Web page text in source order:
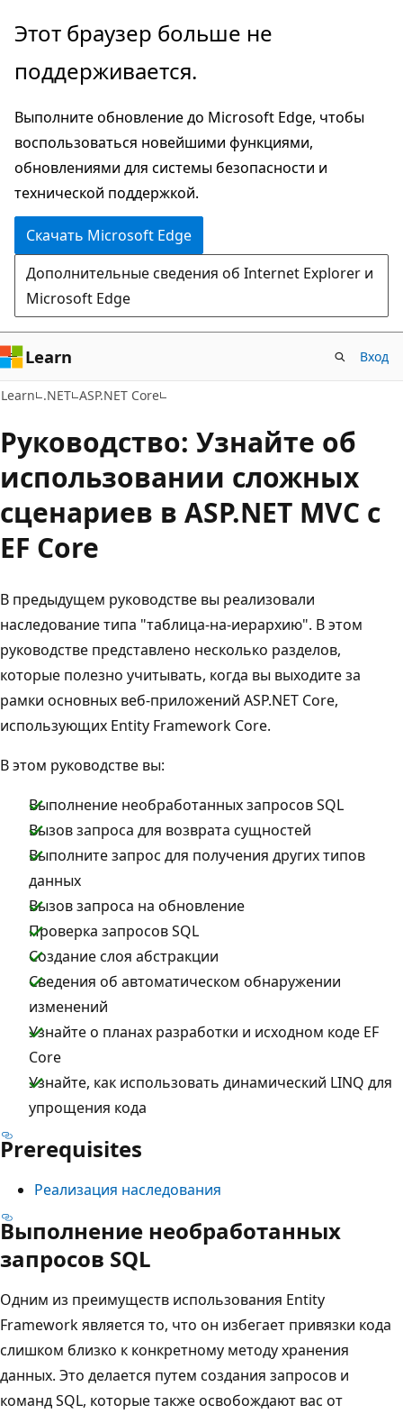
Пропустить
перейти
основному
содержимому
Этот браузер больше не
поддерживается.
Выполните обновление до Microsoft Edge, чтобы
воспользоваться новейшими функциями,
обновлениями для системы безопасности и
технической поддержкой.
Скачать Microsoft Edge
Дополнительные сведения об Internet Explorer и
Microsoft Edge
Learn Вход
Learn .NET ASP.NET Core
Руководство: Узнайте об
использовании сложных
сценариев в ASP.NET MVC с
EF Core
В предыдущем руководстве вы реализовали
наследование типа "таблица-на-иерархию". В этом
руководстве представлено несколько разделов,
которые полезно учитывать, когда вы выходите за
рамки основных веб-приложений ASP.NET Core,
использующих Entity Framework Core.
В этом руководстве вы:
Выполнение необработанных запросов SQL
Вызов запроса для возврата сущностей
Выполните запрос для получения других типов
данных
Вызов запроса на обновление
Проверка запросов SQL
Создание слоя абстракции
Сведения об автоматическом обнаружении
изменений
Узнайте о планах разработки и исходном коде EF
Core
Узнайте, как использовать динамический LINQ для
упрощения кода
Prerequisites
Реализация наследования
Выполнение необработанных
запросов SQL
Одним из преимуществ использования Entity
Framework является то, что он избегает привязки кода
слишком близко к конкретному методу хранения
данных. Это делается путем создания запросов и
команд SQL, которые также освобождают вас от